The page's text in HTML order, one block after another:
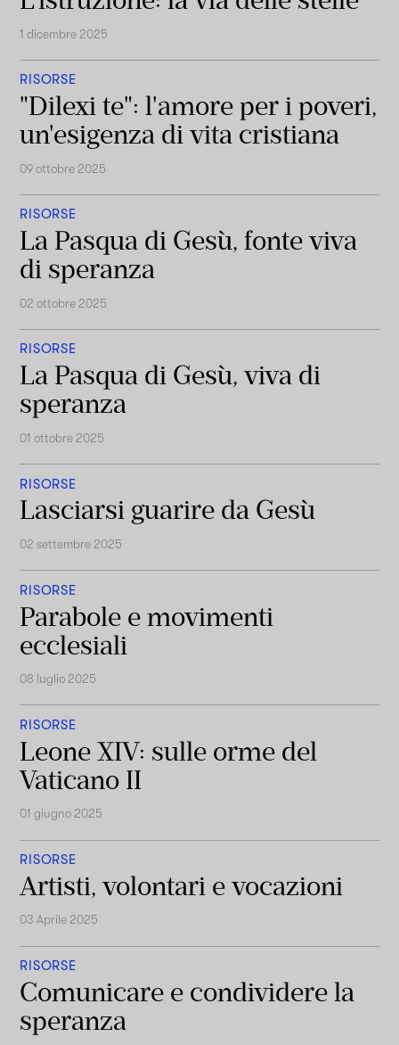
1 dicembre 2025
RISORSE
"Dilexi te": l'amore per i poveri,
un'esigenza di vita cristiana
09 ottobre 2025
RISORSE
La Pasqua di Gesù, fonte viva
di speranza
02 ottobre 2025
RISORSE
La Pasqua di Gesù, viva di
speranza
01 ottobre 2025
RISORSE
Lasciarsi guarire da Gesù
02 settembre 2025
RISORSE
Parabole e movimenti
ecclesiali
08 luglio 2025
RISORSE
Leone XIV: sulle orme del
Vaticano II
01 giugno 2025
RISORSE
Artisti, volontari e vocazioni
03 Aprile 2025
RISORSE
Comunicare e condividere la
speranza